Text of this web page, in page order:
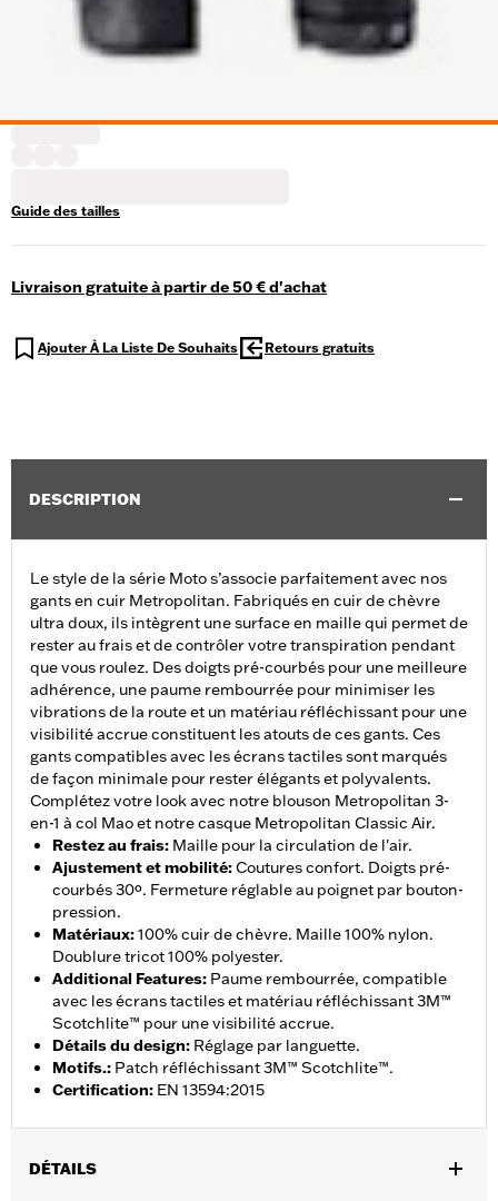
Guide des tailles
Livraison gratuite à partir de 50 € d'achat
Ajouter À La Liste De Souhaits Retours gratuits
DESCRIPTION
Le style de la série Moto s’associe parfaitement avec nos
gants en cuir Metropolitan. Fabriqués en cuir de chèvre
ultra doux, ils intègrent une surface en maille qui permet de
rester au frais et de contrôler votre transpiration pendant
que vous roulez. Des doigts pré-courbés pour une meilleure
adhérence, une paume rembourrée pour minimiser les
vibrations de la route et un matériau réfléchissant pour une
visibilité accrue constituent les atouts de ces gants. Ces
gants compatibles avec les écrans tactiles sont marqués
de façon minimale pour rester élégants et polyvalents.
Complétez votre look avec notre blouson Metropolitan 3-
en-1 à col Mao et notre casque Metropolitan Classic Air.
Restez au frais: Maille pour la circulation de l'air.
Ajustement et mobilité:Coutures confort. Doigts pré-
courbés 30º. Fermeture réglable au poignet par bouton-
pression.
Matériaux:100% cuir de chèvre. Maille 100% nylon.
Doublure tricot 100% polyester.
Additional Features: Paume rembourrée, compatible
avec les écrans tactiles et matériau réfléchissant 3M™
Scotchlite™ pour une visibilité accrue.
Détails du design: Réglage par languette.
Motifs.: Patch réfléchissant 3M™ Scotchlite™.
Certification: EN 13594:2015
DÉTAILS